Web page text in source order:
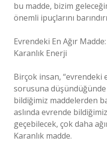
bu madde, bizim
önemli ipuçlarını
Evrendeki En Ağır
Karanlık Enerji
Birçok insan, “evrendeki
sorusuna
bildiğimiz maddelerden
aslında evrende
geçebilecek, çok daha
Karanlık madde.